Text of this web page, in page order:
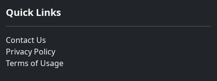
Quick Links
Contact Us
Privacy Policy
Terms of Usage